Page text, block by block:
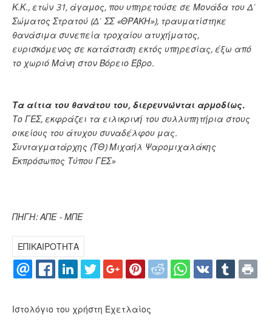
Κ.Κ., ετών 31, άγαμος, που υπηρετούσε σε Μονάδα του Δ΄
Σώματος Στρατού (Δ΄ ΣΣ «ΘΡΑΚΗ»), τραυματίστηκε
θανάσιμα συνεπεία τροχαίου ατυχήματος,
ευρισκόμενος σε κατάσταση εκτός υπηρεσίας, έξω από
το χωριό Μάνη στον Βόρειο Έβρο.
Τα αίτια του θανάτου του, διερευνώνται αρμοδίως.
Το ΓΕΣ, εκφράζει τα ειλικρινή του συλλυπητήρια στους
οικείους του άτυχου συναδέλφου μας.
Συνταγματάρχης (ΤΘ) Μιχαήλ Ψαρομιχαλάκης
Εκπρόσωπος Τύπου ΓΕΣ»
ΠΗΓΗ: ΑΠΕ - ΜΠΕ
ΕΠΙΚΑΙΡΟΤΗΤΑ
Ιστολόγιο του χρήστη Εχετλαίος